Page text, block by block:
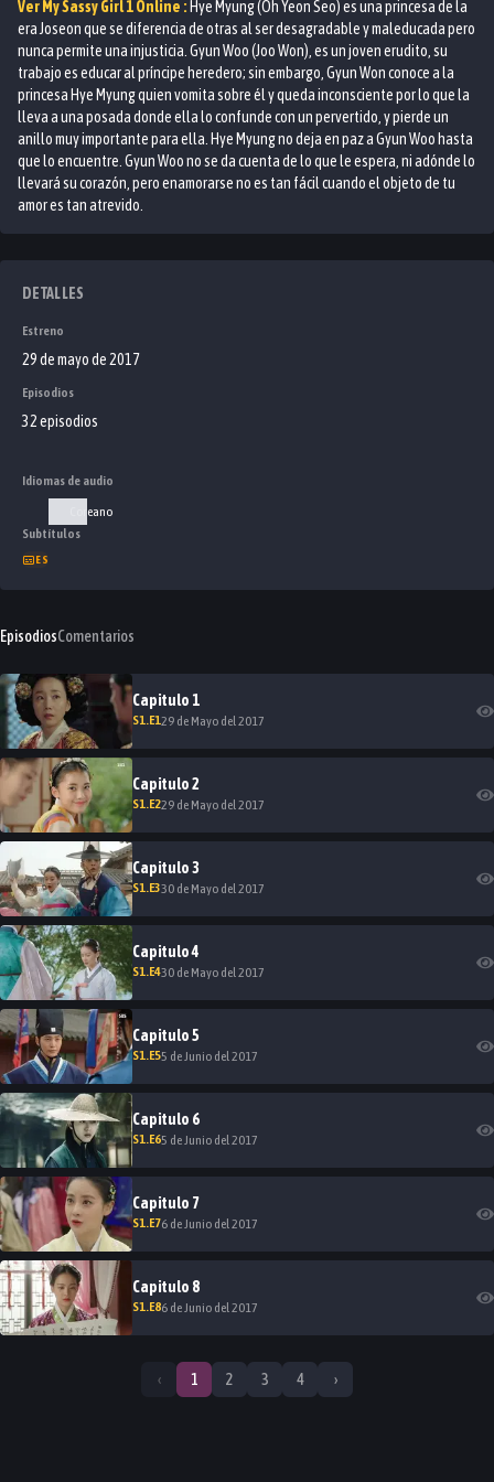
Ver My Sassy Girl 1Online : Hye Myung (Oh Yeon Seo) es una princesa de la
era Joseon que se diferencia de otras al ser desagradable y maleducada pero
nunca permite una injusticia. Gyun Woo (Joo Won), es un joven erudito, su
trabajo es educar al príncipe heredero; sin embargo, Gyun Won conoce a la
princesa Hye Myung quien vomita sobre él y queda inconsciente por lo que la
lleva a una posada donde ella lo confunde con un pervertido, y pierde un
anillo muy importante para ella. Hye Myung no deja en paz a Gyun Woo hasta
que lo encuentre. Gyun Woo no se da cuenta de lo que le espera, ni adónde lo
llevará su corazón, pero enamorarse no es tan fácil cuando el objeto de tu
amor es tan atrevido.
DETALLES
Estreno
29 de mayo de 2017
Episodios
32 episodios
Idiomas de audio
Coreano
Subtítulos
ES
EpisodiosComentarios
Capitulo 1
S1.E129 de Mayo del 2017
Capitulo2
S1.E229 de Mayo del 2017
Capitulo3
S1.E330 de Mayo del 2017
Capitulo4
S1.E430 de Mayo del 2017
Capitulo5
S1.E55 de Junio del 2017
Capitulo 6
S1.E65 de Junio del 2017
Capitulo 7
S1.E76 de Junio del 2017
Capitulo 8
S1.E86 de Junio del 2017
‹ 1 2 3 4 ›